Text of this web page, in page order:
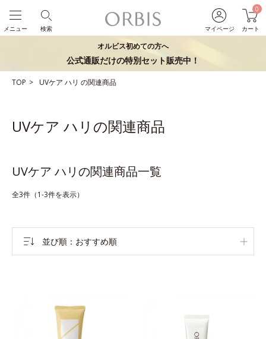
マイページ
0
カート
検索
メニュー
オルビス初めての方へ
公式通販だけの特別セット販売中！
TOP UVケア ハリ の関連商品
UVケア ハリの関連商品
UVケア ハリの関連商品一覧
全3件（1-3件を表示）
並び順 おすすめ順